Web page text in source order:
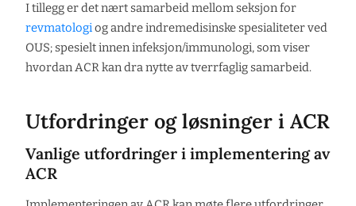
I tillegg er det nært samarbeid mellom seksjon for
revmatologiog andre indremedisinske spesialiteter ved
OUS; spesielt innen infeksjon/immunologi, som viser
hvordan ACR kan dra nytte av tverrfaglig samarbeid.
Utfordringer og løsninger i ACR
Vanlige utfordringer i implementering av
ACR